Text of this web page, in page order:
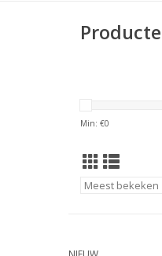
Min: €0